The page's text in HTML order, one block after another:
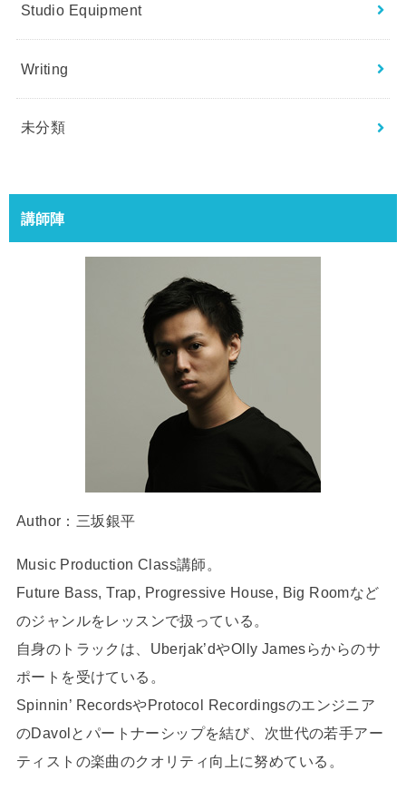
Studio Equipment
Writing
未分類
講師陣
Author：三坂銀平
Music Production Class講師。
Future Bass, Trap, Progressive House, Big Roomなど
のジャンルをレッスンで扱っている。
自身のトラックは、Uberjak’dやOlly Jamesらからのサ
ポートを受けている。
Spinnin’ RecordsやProtocol Recordingsのエンジニア
のDavolとパートナーシップを結び、次世代の若手アー
ティストの楽曲のクオリティ向上に努めている。